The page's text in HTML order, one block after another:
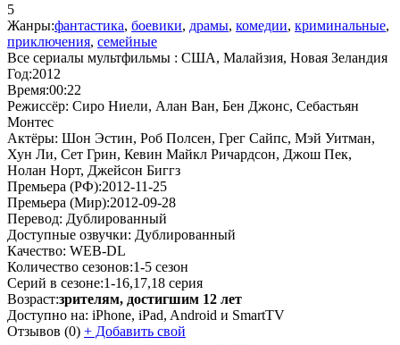
5
Жанры:фантастика, боевики, драмы, комедии, криминальные,
приключения, семейные
Все сериалы мультфильмы : США, Малайзия, Новая Зеландия
Год:2012
Время:00:22
Режиссёр: Сиро Ниели, Алан Ван, Бен Джонс, Себастьян
Монтес
Актёры: Шон Эстин, Роб Полсен, Грег Сайпс, Мэй Уитман,
Хун Ли, Сет Грин, Кевин Майкл Ричардсон, Джош Пек,
Нолан Норт, Джейсон Биггз
Премьера (РФ):2012-11-25
Премьера (Мир):2012-09-28
Перевод: Дублированный
Доступные озвучки: Дублированный
Качество: WEB-DL
Количество сезонов:1-5 сезон
Серий в сезоне:1-16,17,18 серия
Возраст:зрителям, достигшим 12 лет
Доступно на: iPhone, iPad, Android и SmartTV
Отзывов (0) + Добавить свой